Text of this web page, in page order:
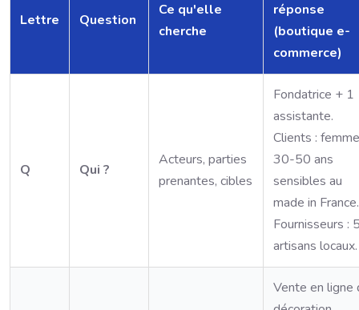
Lettre Question
Ce qu'elle
cherche
réponse
(boutique e-
commerce)
Q Qui ?
Acteurs, parties
prenantes, cibles
Fondatrice + 1
assistante.
Clients :
30-50 ans
sensibles au
made in France.
Fournisseurs :
artisans locaux.
Vente en ligne